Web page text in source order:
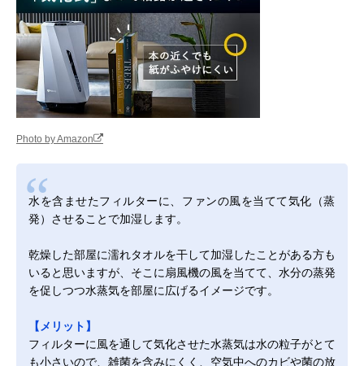
Photo by Amazon
水を含ませたフィルターに、ファンの風を当てて気化（蒸
発）させることで加湿します。
乾燥した部屋に濡れタオルを干して加湿したことがある方も
いると思いますが、そこに扇風機の風を当てて、水分の蒸発
を促しつつ水蒸気を部屋に広げるイメージです。
【メリット】
フィルターに風を通して気化させた水蒸気は水の粒子がとて
も小さいので、雑菌を含みにくく、空気中へのカビや菌の放